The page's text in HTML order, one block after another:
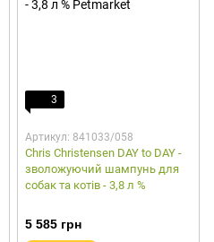
3
Артикул: 841033/058
Chris Christensen DAY to DAY -
зволожуючий шампунь для
собак та котів - 3,8 л %
5 585 грн